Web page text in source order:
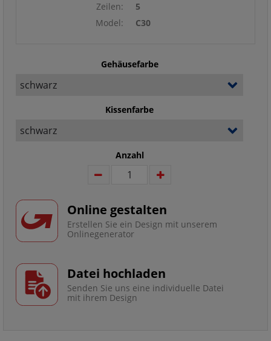
Zeilen:
5
Model:
C30
Gehäusefarbe
Kissenfarbe
Anzahl
Online gestalten
Erstellen Sie ein Design mit unserem
Onlinegenerator
Datei hochladen
Senden Sie uns eine individuelle Datei
mit ihrem Design